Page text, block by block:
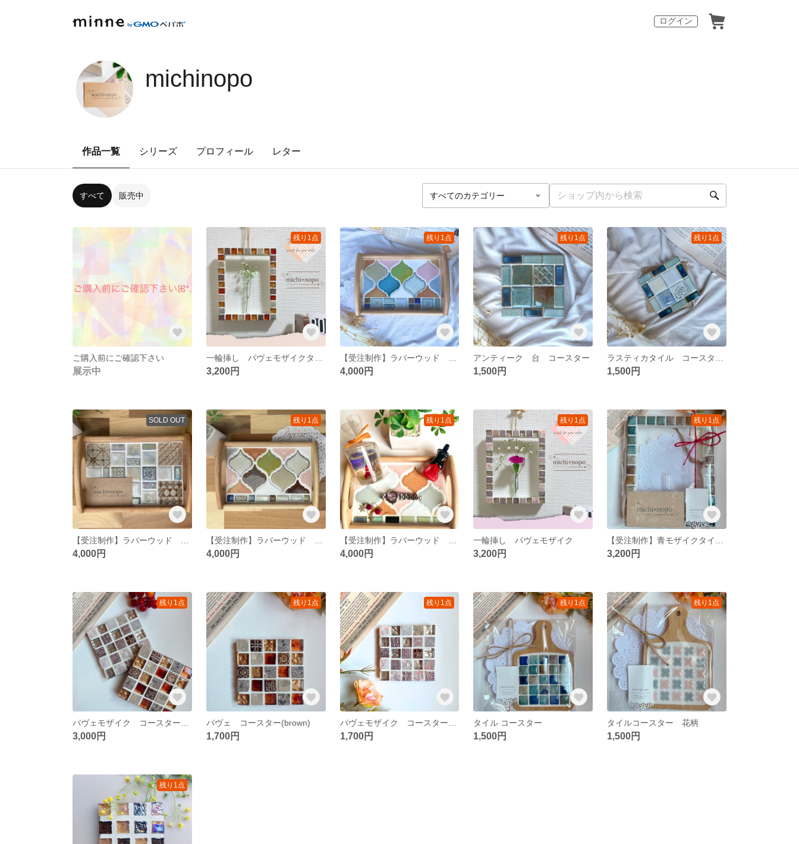
ログイン
michinopo
作品一覧 シリーズ プロフィール レター
すべて 販売中
ご購入前にご確認下さい
展示中
残り1点
3,200円
残り1点
4,000円
残り1点
アンティーク 台 コースター
1,500円
残り1点
1,500円
SOLD OUT
4,000円
残り1点
4,000円
残り1点
4,000円
残り1点
一輪挿し パヴェモザイク
3,200円
残り1点
3,200円
残り1点
3,000円
残り1点
パヴェ コースター(brown)
1,700円
残り1点
1,700円
残り1点
タイル コースター
1,500円
残り1点
タイルコースター 花柄
1,500円
残り1点